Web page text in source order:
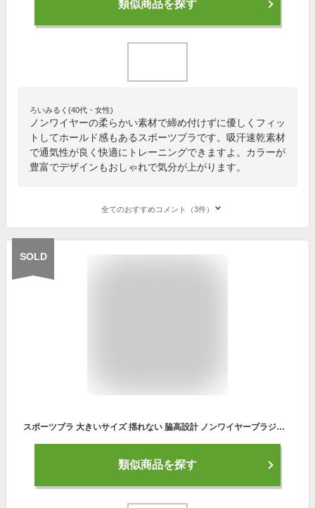
類似商品を探す
ろいみるく(40代・女性)
ノンワイヤーの柔らかい素材で締め付けずに優しくフィッ
トしてホールド感もあるスポーツブラです。吸汗速乾素材
で通気性が良く快適にトレーニングできますよ。カラーが
豊富でデザインもおしゃれで気分が上がります。
全てのおすすめコメント（3件）
SOLD
スポーツブラ 大きいサイズ 揺れない 脇高設計 ノンワイヤーブラジャー 肌優しい 締め付け感ない 速乾 ヨガブラ 無地 吸汗速乾 耐震 スポブラ ふんわり ブラジャー パット付き スポーツウェア 楽ブラ ヨガ フィットネス ブラ ブラジャー ショーツセット 超盛りブラ バストアップ美胸 脇高設計 谷間メイク ノンワイヤー 柔らかい 苦しくない わき肉すっきり ノンワイヤーブラ 補正ブラ(L/グリーン)
類似商品を探す